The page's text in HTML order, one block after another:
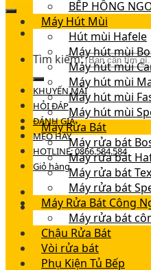
Tìm kiếm:
KHUYẾN MÃI
HỎI ĐÁP
ĐÁNH GIÁ
MẸO HAY
HOTLINE: 0866.584.584
Giỏ hàng
BẾP HỒNG
Máy Hút Mùi
Hút mùi Hafele
Máy hút mùi
Máy hút mùi
Máy hút mùi
Máy hút mùi
Máy hút mùi
Máy Rửa Bát
Máy rửa bát
Máy rửa bát
Máy rửa bát
Máy rửa bát
Máy Rửa Bát Công
Máy rửa bát
Chậu Rửa Bát
Vòi rửa bát
Phụ Kiện Tủ Bếp